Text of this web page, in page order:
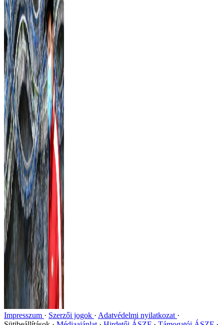
Impresszum Szerzői jogok
Adatvédelmi nyilatkozat